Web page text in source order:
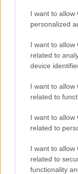
I want to allow
personalized
I want to allow
related to
device
I want to allow
related to
I want to allow
related to
I want to allow
related to
functionality
Az indiai
aktívan
és számos
tehetséges
amelyek
pályát a fiatal
modern
színvonalú